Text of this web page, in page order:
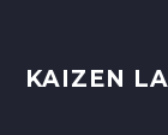
KAIZEN